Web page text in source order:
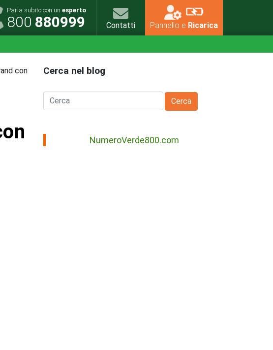
Parla subito con un esperto
800 880999 Contatti Pannello e Ricarica
con
Cerca nel blog
NumeroVerde800.com